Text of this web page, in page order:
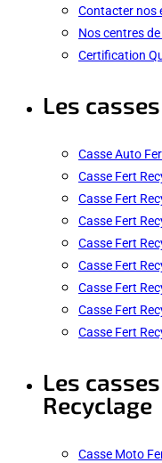
Contacter nos
Nos centres
Certification
Les
Casse Auto
Casse Fert
Casse Fert
Casse Fert
Casse Fert
Casse Fert
Casse Fert
Casse Fert
Casse Fert
Les
Recyclage
Casse Moto